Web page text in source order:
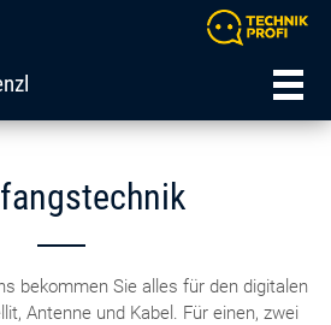
bekommen Sie alles für den digitalen
Antenne und Kabel. Für einen, zwei